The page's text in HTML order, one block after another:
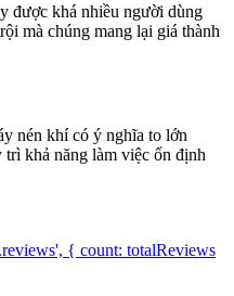
được khá nhiều người dùng
mà chúng mang lại giá thành
nén khí có ý nghĩa to lớn
trì khả năng làm việc ổn định
{ count: totalReviews